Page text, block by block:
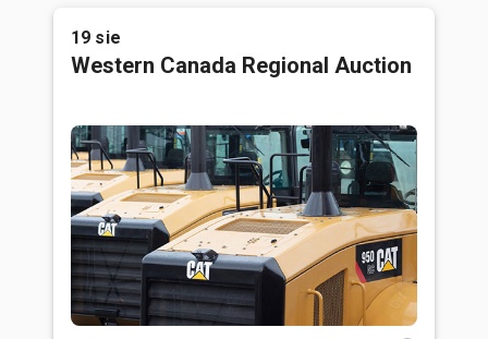
19 sie
Western Canada Regional Auction